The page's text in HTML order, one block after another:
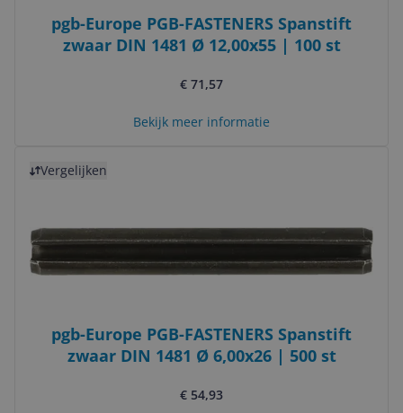
pgb-Europe PGB-FASTENERS Spanstift
zwaar DIN 1481 Ø 12,00x55 | 100 st
€ 71,57
Bekijk meer informatie
Vergelijken
pgb-Europe PGB-FASTENERS Spanstift
zwaar DIN 1481 Ø 6,00x26 | 500 st
€ 54,93